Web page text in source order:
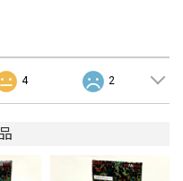
4 2